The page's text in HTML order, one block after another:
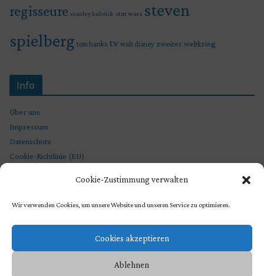
Cookie-Zustimmung verwalten
Wir verwenden Cookies, um unsere Website und unseren Service zu optimieren.
Cookies akzeptieren
Ablehnen
regisseure stanley kubrick star wars steven
spielberg tom hanks tv walt disney zweiter weltkrieg
Info
Über uns
Impressum
Datenschutz
Cookie-Richtlinie (EU)